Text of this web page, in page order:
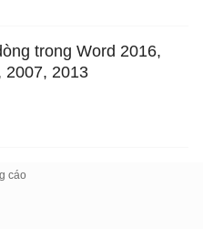
trong Word 2016,
2007, 2013